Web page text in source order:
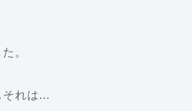
。
それは…